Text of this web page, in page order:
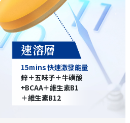
速溶層
15mins 快速激發能量
鋅＋五味子＋牛磺酸
+BCAA＋維生素B1
＋維生素B12